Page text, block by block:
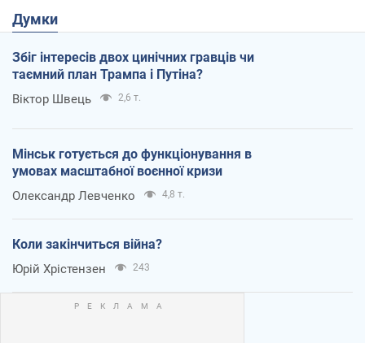
Думки
Збіг інтересів двох цинічних гравців чи
таємний план Трампа і Путіна?
Віктор Швець 2,6 т.
Мінськ готується до функціонування в
умовах масштабної воєнної кризи
Олександр Левченко 4,8 т.
Коли закінчиться війна?
Юрій Хрістензен 243